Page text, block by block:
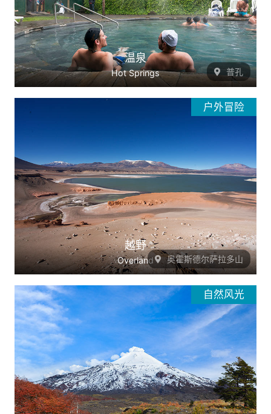
温泉
Hot Springs 普孔
越野
Overland
户外冒险
奥霍斯德尔萨拉多山
自然风光